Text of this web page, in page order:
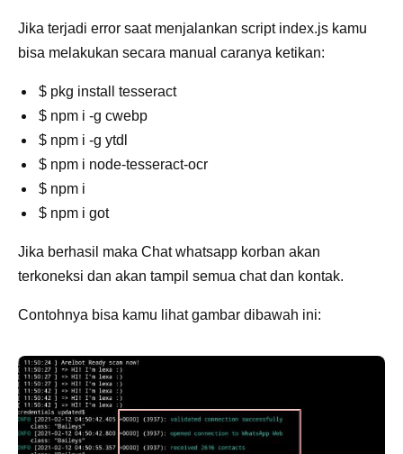
Jika terjadi error saat menjalankan script index.js kamu
bisa melakukan secara manual caranya ketikan:
$ pkg install tesseract
$ npm i -g cwebp
$ npm i -g ytdl
$ npm i node-tesseract-ocr
$ npm i
$ npm i got
Jika berhasil maka Chat whatsapp korban akan
terkoneksi dan akan tampil semua chat dan kontak.
Contohnya bisa kamu lihat gambar dibawah ini: